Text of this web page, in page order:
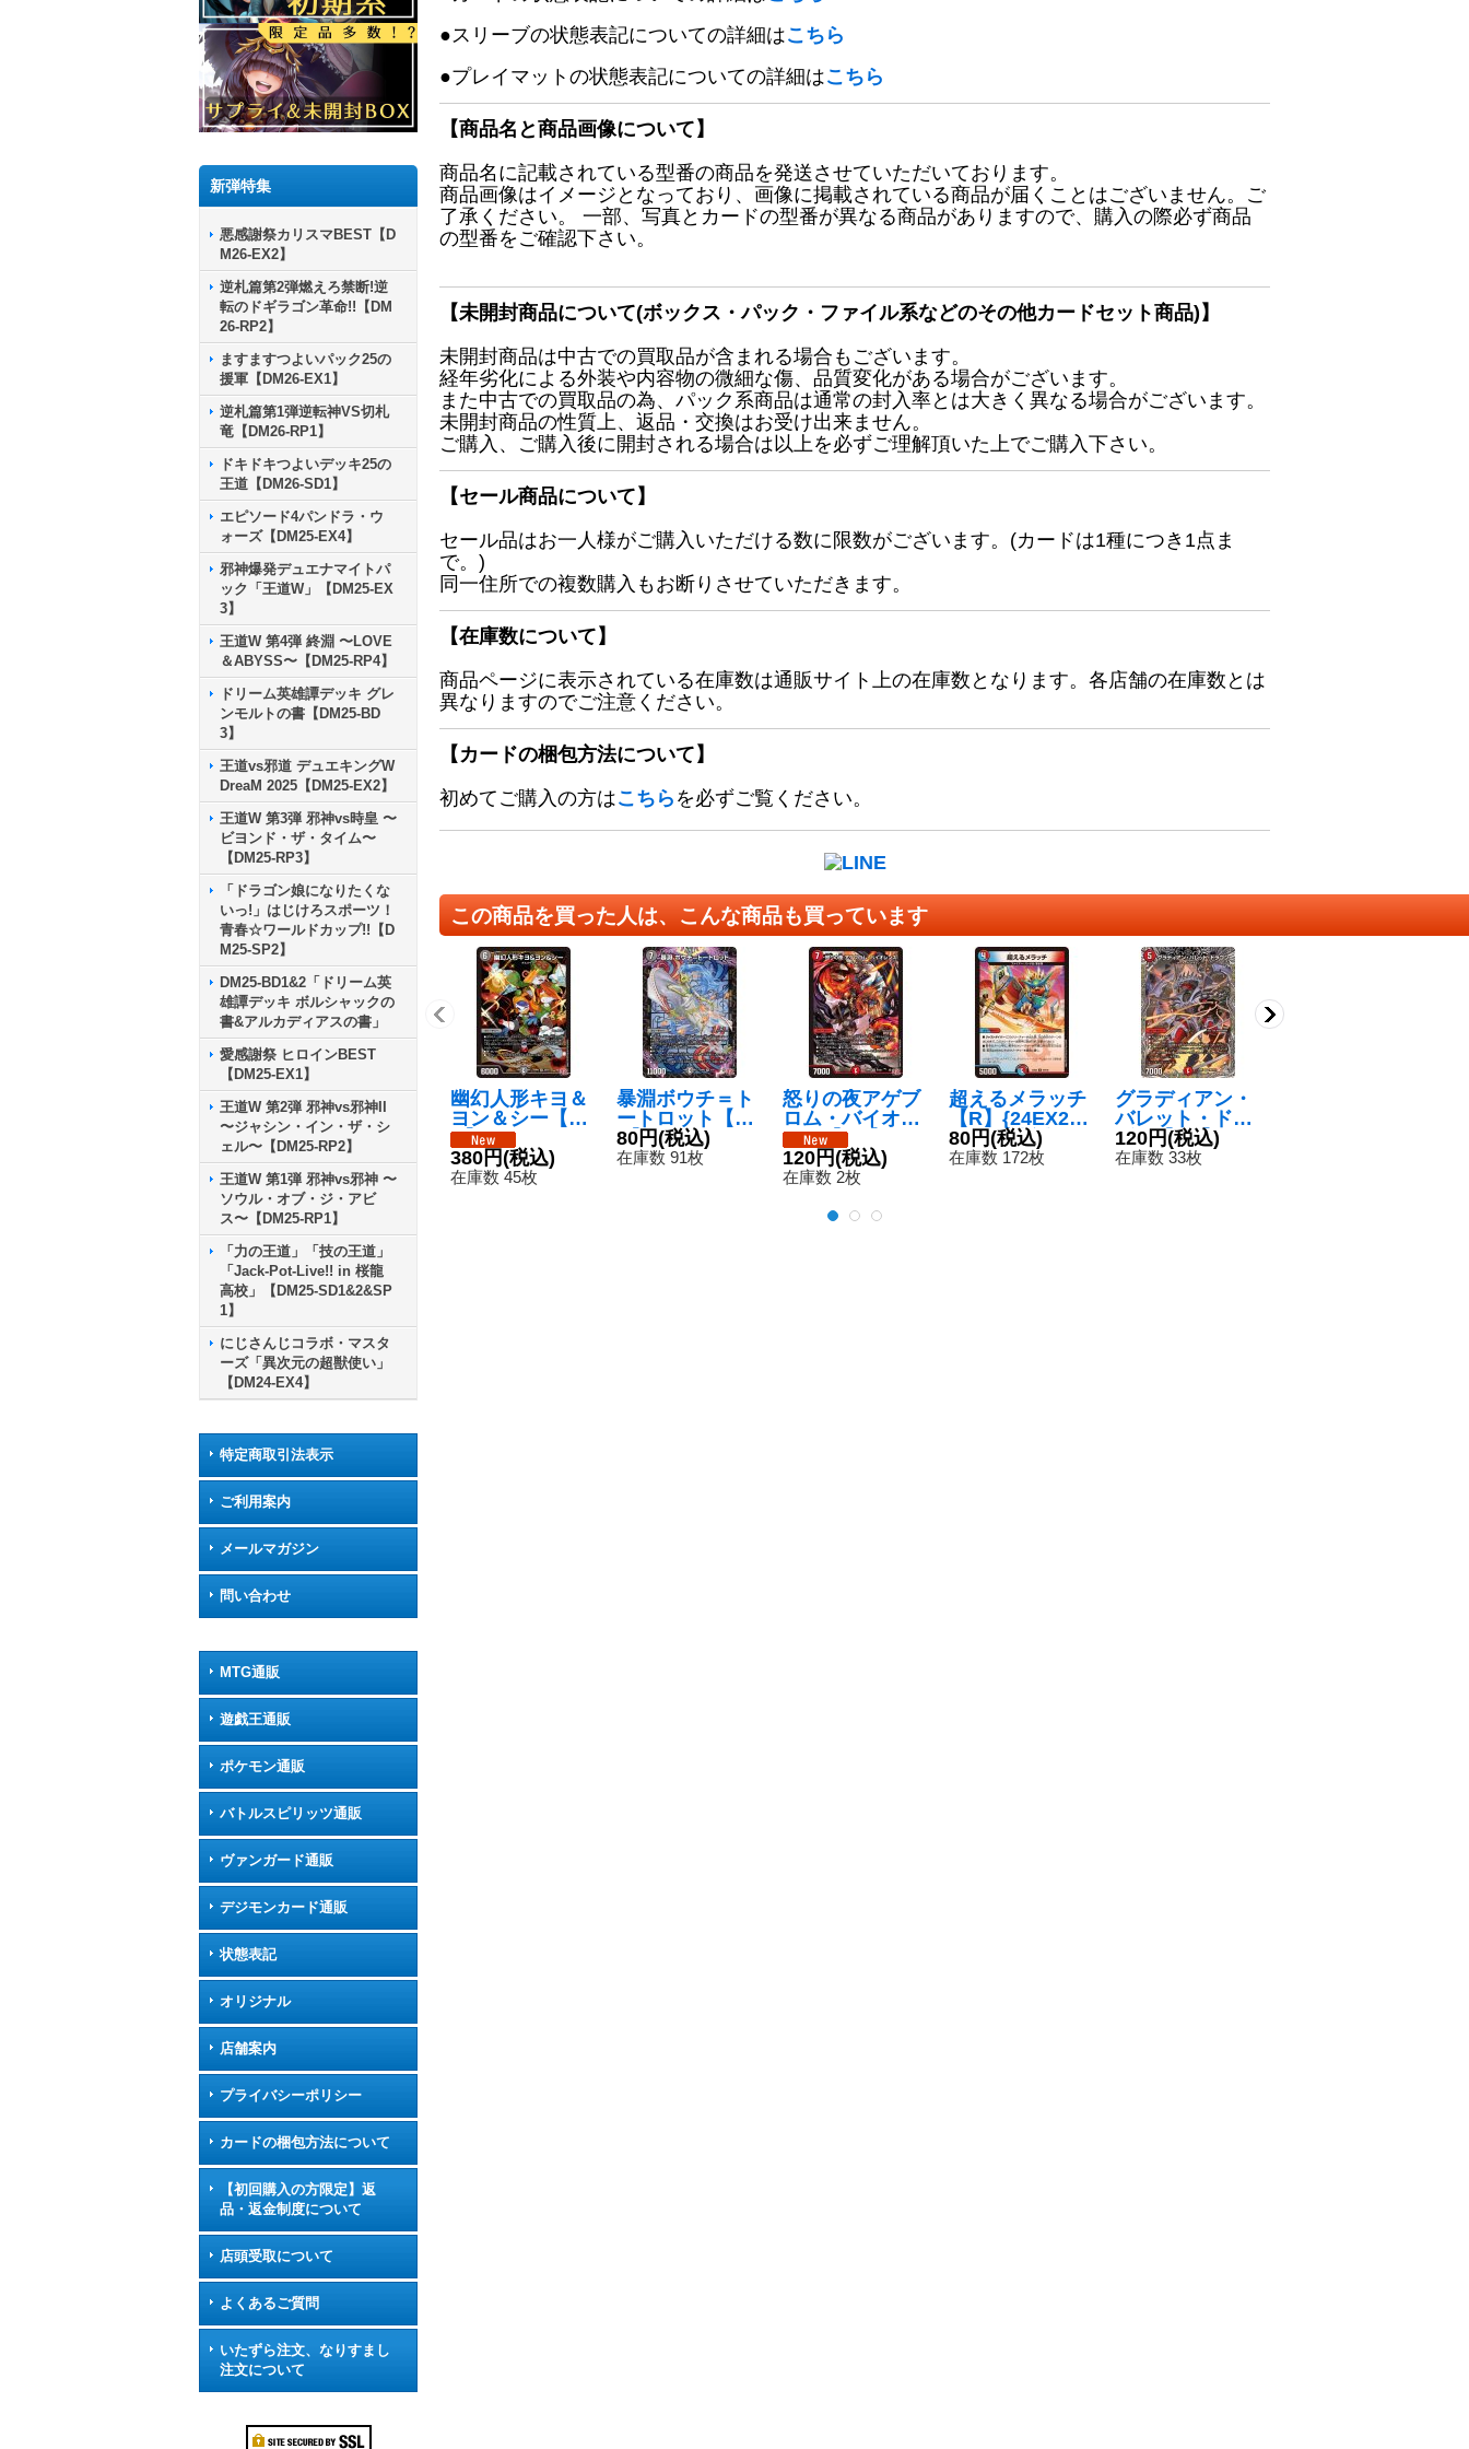
新弾特集
悪感謝祭カリスマBEST【D
M26-EX2】
逆札篇第2弾燃えろ禁断!逆
転のドギラゴン革命!!【DM
26-RP2】
ますますつよいパック25の
援軍【DM26-EX1】
逆札篇第1弾逆転神VS切札
竜【DM26-RP1】
ドキドキつよいデッキ25の
王道【DM26-SD1】
エピソード4パンドラ・ウ
ォーズ【DM25-EX4】
邪神爆発デュエナマイトパ
ック「王道W」【DM25-EX
3】
王道W 第4弾 終淵 〜LOVE
＆ABYSS〜【DM25-RP4】
ドリーム英雄譚デッキ グレ
ンモルトの書【DM25-BD
3】
王道vs邪道 デュエキングW
DreaM 2025【DM25-EX2】
王道W 第3弾 邪神vs時皇 〜
ビヨンド・ザ・タイム〜
【DM25-RP3】
「ドラゴン娘になりたくな
いっ!」はじけろスポーツ！
青春☆ワールドカップ!!【D
M25-SP2】
DM25-BD1&2「ドリーム英
雄譚デッキ ボルシャックの
書&アルカディアスの書」
愛感謝祭 ヒロインBEST
【DM25-EX1】
王道W 第2弾 邪神vs邪神II
〜ジャシン・イン・ザ・シ
ェル〜【DM25-RP2】
王道W 第1弾 邪神vs邪神 〜
ソウル・オブ・ジ・アビ
ス〜【DM25-RP1】
「力の王道」「技の王道」
「Jack-Pot-Live!! in 桜龍
高校」【DM25-SD1&2&SP
1】
にじさんじコラボ・マスタ
ーズ「異次元の超獣使い」
【DM24-EX4】
特定商取引法表示
ご利用案内
メールマガジン
問い合わせ
MTG通販
遊戯王通販
ポケモン通販
バトルスピリッツ通販
ヴァンガード通販
デジモンカード通販
状態表記
オリジナル
店舗案内
プライバシーポリシー
カードの梱包方法について
【初回購入の方限定】返
品・返金制度について
店頭受取について
よくあるご質問
いたずら注文、なりすまし
注文について
●スリーブの状態表記についての詳細はこちら
●プレイマットの状態表記についての詳細はこちら
【商品名と商品画像について】
商品名に記載されている型番の商品を発送させていただいております。
商品画像はイメージとなっており、画像に掲載されている商品が届くことはございません。ご
了承ください。 一部、写真とカードの型番が異なる商品がありますので、購入の際必ず商品
の型番をご確認下さい。
【未開封商品について(ボックス・パック・ファイル系などのその他カードセット商品)】
未開封商品は中古での買取品が含まれる場合もございます。
経年劣化による外装や内容物の微細な傷、品質変化がある場合がございます。
また中古での買取品の為、パック系商品は通常の封入率とは大きく異なる場合がございます。
未開封商品の性質上、返品・交換はお受け出来ません。
ご購入、ご購入後に開封される場合は以上を必ずご理解頂いた上でご購入下さい。
【セール商品について】
セール品はお一人様がご購入いただける数に限数がございます。(カードは1種につき1点ま
で。)
同一住所での複数購入もお断りさせていただきます。
【在庫数について】
商品ページに表示されている在庫数は通販サイト上の在庫数となります。各店舗の在庫数とは
異なりますのでご注意ください。
【カードの梱包方法について】
初めてご購入の方はこちら を必ずご覧ください。
この商品を買った人は、こんな商品も買っています
幽幻人形キヨ＆
ヨン＆シー【S
R】{24RP3S6/S
11}《闇》
380円(税込)
在庫数 45枚
暴淵ボウチ＝ト
ートロット【V
R】{24RP34/7
6}《闇》
80円(税込)
在庫数 91枚
怒りの夜アゲブ
ロム・バイオレ
ンス【SR】{24
RP3S7/S11}
《火》
120円(税込)
在庫数 2枚
超えるメラッチ
【R】{24EX25
9/100}《多》
80円(税込)
在庫数 172枚
グラディアン・
バレット・ドラ
ゴン【SR】{24
RP1TR6/TR11}
120円(税込)
在庫数 33枚